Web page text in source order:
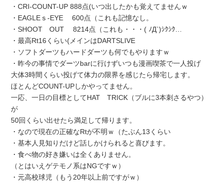
・CRI-COUNT-UP 888点(いつ出したかも覚えてませんｗ
・EAGLEｓ-EYE 600点（これも記憶なし。
・SHOOT OUT 8214点（これも・・・( ﾉД`)ｼｸｼｸ…
・最高Rt16くらい(メインはDARTSLIVE
・ソフトダーツもハードダーツも何でもやりますｗ
・昨今の事情でダーツbarに行けずいつも漫画喫茶で一人投げ
大体3時間くらい投げて体力の限界を感じたら帰宅します。
ほとんどCOUNT-UPしかやってません。
一応、一日の目標としてHAT TRICK（ブルに3本刺さるやつ）
が
50回くらい出せたら満足して帰ります。
・なので現在の正確なRtが不明ｗ（たぶん13くらい
・基本人見知りだけど話しかけられると喜びます。
・食べ物の好き嫌いは全くありません。
（とはいえゲテモノ系はNGですｗ）
・元高校球児（もう20年以上前ですがｗ）